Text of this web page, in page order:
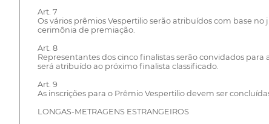
Art. 7
Os vários prêmios Vespertilio serão atribuídos com base
cerimônia de premiação.
Art. 8
Representantes dos cinco finalistas serão convidados
será atribuído ao próximo finalista classificado.
Art. 9
As inscrições para o Prêmio Vespertilio devem ser
LONGAS-METRAGENS ESTRANGEIROS